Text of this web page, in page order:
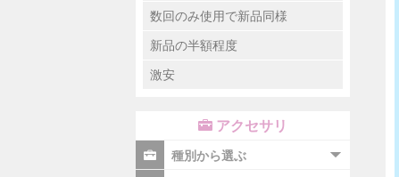
数回のみ使用で新品同様
新品の半額程度
激安
アクセサリ
種別から選ぶ